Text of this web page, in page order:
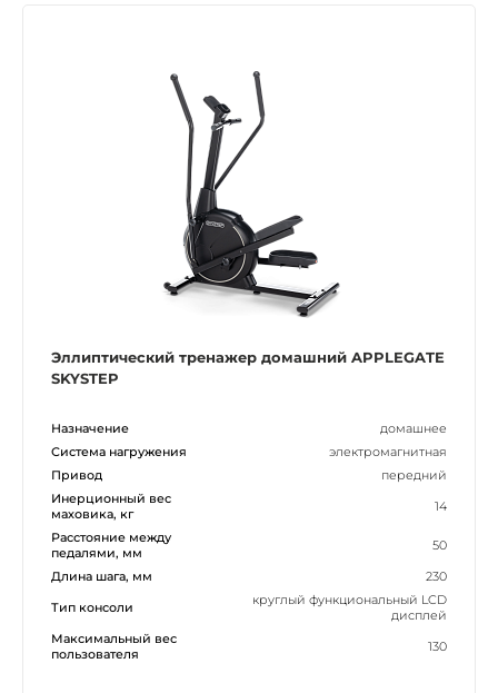
Эллиптический тренажер домашний APPLEGATE
SKYSTEP
Назначение
домашнее
Система нагружения
электромагнитная
Привод
передний
Инерционный вес
маховика, кг
14
Расстояние между
педалями, мм
50
Длина шага, мм
230
Тип консоли
круглый функциональный LCD
дисплей
Максимальный вес
пользователя
130